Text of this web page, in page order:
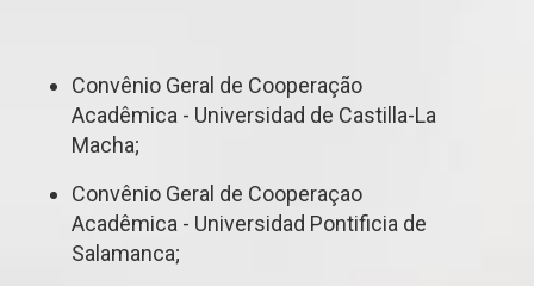
Convênio Geral de Cooperação
Acadêmica - Universidad de Castilla-La
Macha;
Convênio Geral de Cooperaçao
Acadêmica - Universidad Pontificia de
Salamanca;